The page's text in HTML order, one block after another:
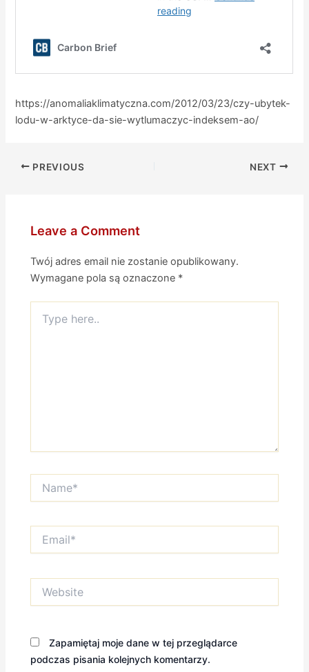
https://anomaliaklimatyczna.com/2012/03/23/czy-ubytek-
lodu-w-arktyce-da-sie-wytlumaczyc-indeksem-ao/
PREVIOUS NEXT
Leave a Comment
Twój adres email nie zostanie opublikowany.
Wymagane pola są oznaczone *
here..
Zapamiętaj moje dane w tej przeglądarce
podczas pisania kolejnych komentarzy.